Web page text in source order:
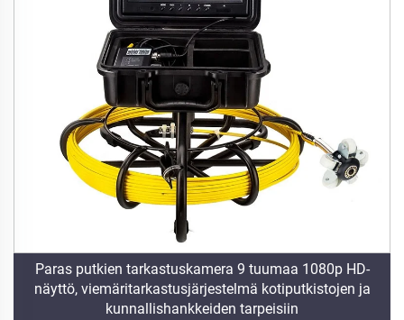
Paras putkien tarkastuskamera 9 tuumaa 1080p HD-
näyttö, viemäritarkastusjärjestelmä kotiputkistojen ja
kunnallishankkeiden tarpeisiin